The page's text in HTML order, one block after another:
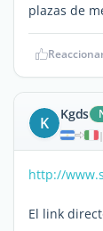
plazas de
K Kgds
|
http://
El link